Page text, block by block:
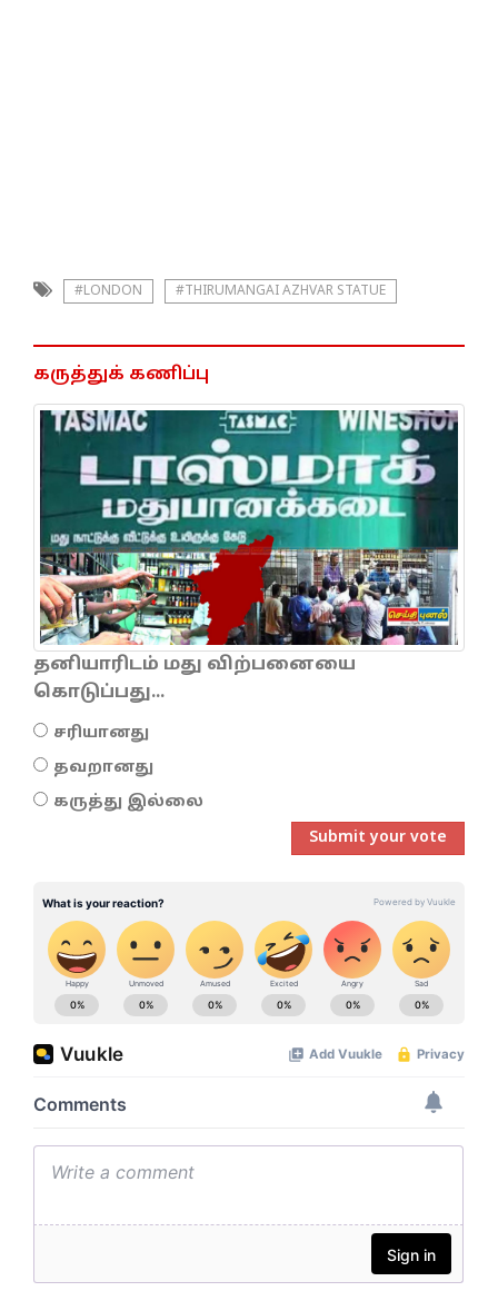
#LONDON #THIRUMANGAI AZHVAR STATUE
கருத்துக் கணிப்பு
தனியாரிடம் மது விற்பனையை
கொடுப்பது...
சரியானது
தவறானது
கருத்து இல்லை
Submit your vote